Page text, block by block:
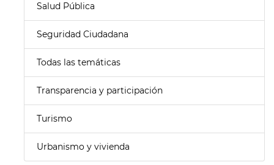
Salud Pública
Seguridad Ciudadana
Todas las temáticas
Transparencia y participación
Turismo
Urbanismo y vivienda